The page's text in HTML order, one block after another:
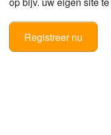
Registreer nu